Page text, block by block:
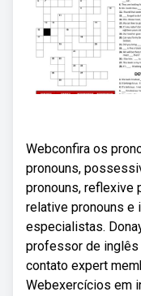
Webconfira os
pronouns,
pronouns, reflexive
relative pronouns e
especialistas.
professor de inglês
contato expert
Webexercícios em